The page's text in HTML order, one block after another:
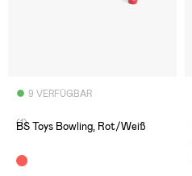
9 VERFÜGBAR
(1)
BS Toys Bowling, Rot/Weiß